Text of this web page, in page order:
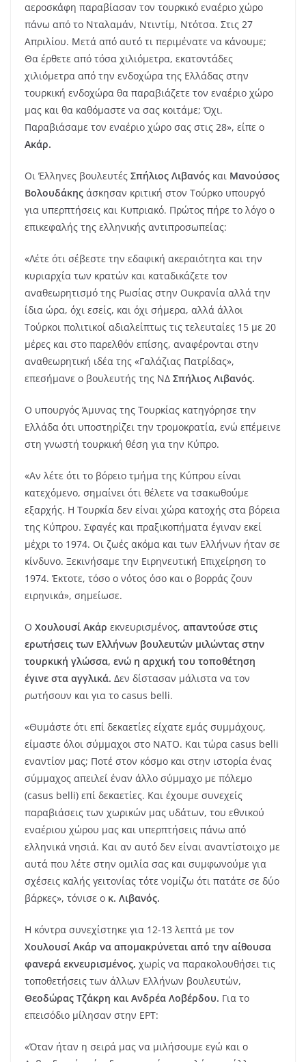
αεροσκάφη παραβίασαν τον τουρκικό εναέριο χώρο
πάνω από το Νταλαμάν, Ντιντίμ, Ντότσα. Στις 27
Απριλίου. Μετά από αυτό τι περιμένατε να κάνουμε;
Θα έρθετε από τόσα χιλιόμετρα, εκατοντάδες
χιλιόμετρα από την ενδοχώρα της Ελλάδας στην
τουρκική ενδοχώρα θα παραβιάζετε τον εναέριο χώρο
μας και θα καθόμαστε να σας κοιτάμε; Όχι.
Παραβιάσαμε τον εναέριο χώρο σας στις 28», είπε ο
Ακάρ.
Οι Έλληνες βουλευτές Σπήλιος Λιβανός και Μανούσος
Βολουδάκης άσκησαν κριτική στον Τούρκο υπουργό
για υπερπτήσεις και Κυπριακό. Πρώτος πήρε το λόγο ο
επικεφαλής της ελληνικής αντιπροσωπείας:
«Λέτε ότι σέβεστε την εδαφική ακεραιότητα και την
κυριαρχία των κρατών και καταδικάζετε τον
αναθεωρητισμό της Ρωσίας στην Ουκρανία αλλά την
ίδια ώρα, όχι εσείς, και όχι σήμερα, αλλά άλλοι
Τούρκοι πολιτικοί αδιαλείπτως τις τελευταίες 15 με 20
μέρες και στο παρελθόν επίσης, αναφέρονται στην
αναθεωρητική ιδέα της «Γαλάζιας Πατρίδας»,
επεσήμανε ο βουλευτής της ΝΔ Σπήλιος Λιβανός.
Ο υπουργός Άμυνας της Τουρκίας κατηγόρησε την
Ελλάδα ότι υποστηρίζει την τρομοκρατία, ενώ επέμεινε
στη γνωστή τουρκική θέση για την Κύπρο.
«Αν λέτε ότι το βόρειο τμήμα της Κύπρου είναι
κατεχόμενο, σημαίνει ότι θέλετε να τσακωθούμε
εξαρχής. Η Τουρκία δεν είναι χώρα κατοχής στα βόρεια
της Κύπρου. Σφαγές και πραξικοπήματα έγιναν εκεί
μέχρι το 1974. Οι ζωές ακόμα και των Ελλήνων ήταν σε
κίνδυνο. Ξεκινήσαμε την Ειρηνευτική Επιχείρηση το
1974. Έκτοτε, τόσο ο νότος όσο και ο βορράς ζουν
ειρηνικά», σημείωσε.
Ο Χουλουσί Ακάρ εκνευρισμένος, απαντούσε στις
ερωτήσεις των Ελλήνων βουλευτών μιλώντας στην
τουρκική γλώσσα, ενώ η αρχική του τοποθέτηση
έγινε στα αγγλικά. Δεν δίστασαν μάλιστα να τον
ρωτήσουν και για το casus belli.
«Θυμάστε ότι επί δεκαετίες είχατε εμάς συμμάχους,
είμαστε όλοι σύμμαχοι στο ΝΑΤΟ. Και τώρα casus belli
εναντίον μας; Ποτέ στον κόσμο και στην ιστορία ένας
σύμμαχος απειλεί έναν άλλο σύμμαχο με πόλεμο
(casus belli) επί δεκαετίες. Και έχουμε συνεχείς
παραβιάσεις των χωρικών μας υδάτων, του εθνικού
εναέριου χώρου μας και υπερπτήσεις πάνω από
ελληνικά νησιά. Και αν αυτό δεν είναι αναντίστοιχο με
αυτά που λέτε στην ομιλία σας και συμφωνούμε για
σχέσεις καλής γειτονίας τότε νομίζω ότι πατάτε σε δύο
βάρκες», τόνισε ο κ. Λιβανός.
Η κόντρα συνεχίστηκε για 12-13 λεπτά με τον
Χουλουσί Ακάρ να απομακρύνεται από την αίθουσα
φανερά εκνευρισμένος, χωρίς να παρακολουθήσει τις
τοποθετήσεις των άλλων Ελλήνων βουλευτών,
Θεοδώρας Τζάκρη και Ανδρέα Λοβέρδου. Για το
επεισόδιο μίλησαν στην ΕΡΤ:
«Όταν ήταν η σειρά μας να μιλήσουμε εγώ και ο